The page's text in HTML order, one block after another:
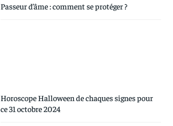
Passeur d’âme : comment se protéger ?
Horoscope Halloween de chaques signes pour
ce 31 octobre 2024